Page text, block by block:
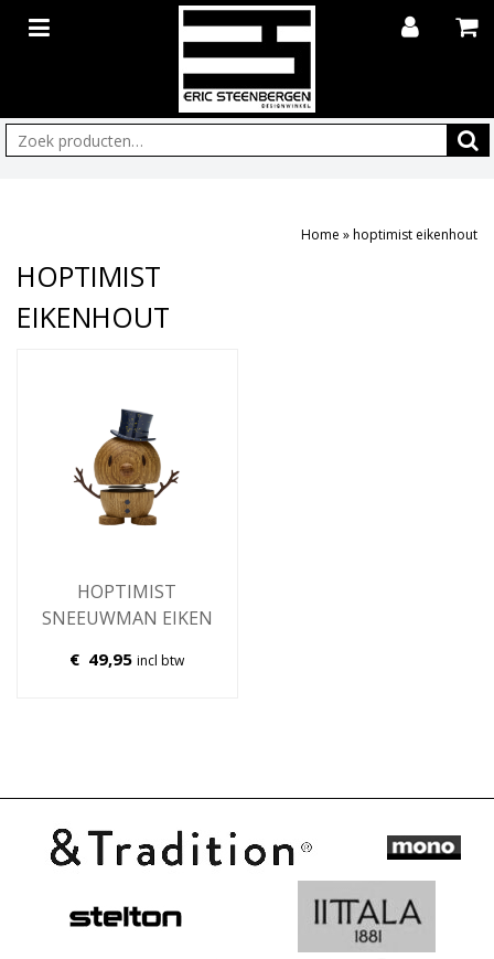
Zoeken:
Home »hoptimist eikenhout
HOPTIMIST
EIKENHOUT
HOPTIMIST
SNEEUWMAN EIKEN
€ 49,95 incl btw